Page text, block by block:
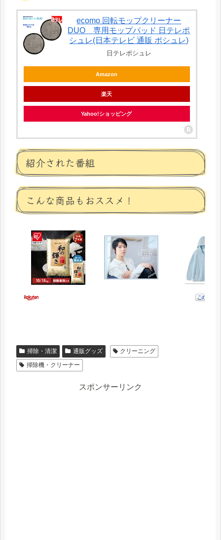
ecomo 回転モップクリーナー
DUO 専用モップパッド 日テレポ
シュレ(日本テレビ 通販 ポシュレ)
日テレポシュレ
Amazon
楽天
Yahoo!ショッピング
紹介された番組
こんな商品もおススメ！
掃除・清潔 通販グッズ
クリーニング
掃除機・クリーナー
スポンサーリンク